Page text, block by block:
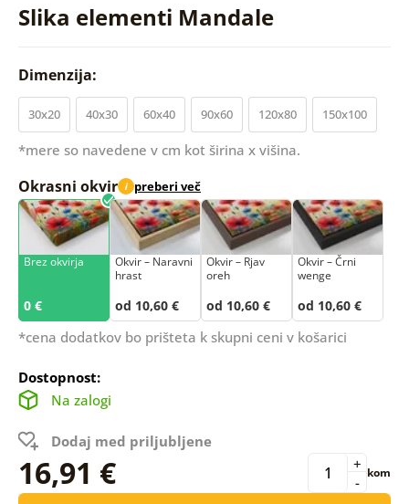
Slika elementi Mandale
Dimenzija:
30x20 40x30 60x40 90x60 120x80 150x100
*mere so navedene v cm kot širina x višina.
Okrasni okvir i preberi več
Brez okvirja
0 €
Okvir – Naravni
hrast
od 10,60 €
Okvir – Rjav
oreh
od 10,60 €
Okvir – Črni
wenge
od 10,60 €
*cena dodatkov bo prišteta k skupni ceni v košarici
Dostopnost:
Na zalogi
Dodaj med priljubljene
16,91 € -
+ kom